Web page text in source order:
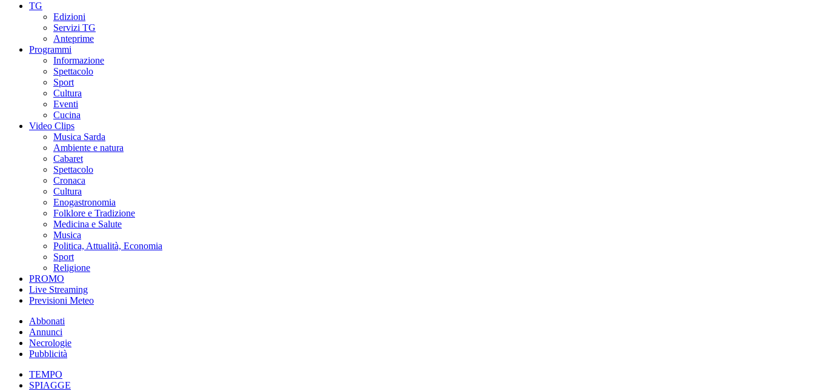
TG
Edizioni
Servizi TG
Anteprime
Programmi
Informazione
Spettacolo
Sport
Cultura
Eventi
Cucina
Video Clips
Musica Sarda
Ambiente e natura
Cabaret
Spettacolo
Cronaca
Cultura
Enogastronomia
Folklore e Tradizione
Medicina e Salute
Musica
Politica, Attualità, Economia
Sport
Religione
PROMO
Live Streaming
Previsioni Meteo
Abbonati
Annunci
Necrologie
Pubblicità
TEMPO
SPIAGGE